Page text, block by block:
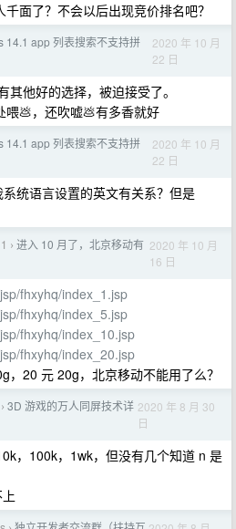
面了？不会以后出现竞价排名吧？
14.1 app 列表搜索不支持拼
2020 年 10 月
22 日
其他好的选择，被迫接受了。
喂💩，还吹嘘💩有多香就好
14.1 app 列表搜索不支持拼
2020 年 10 月
22 日
统语言设置的英文有关系？但是
› 进入 10 月了，北京移动有 2020 年 10 月
16 日
fhxyhq/index_1.jsp
fhxyhq/index_5.jsp
fhxyhq/index_10.jsp
fhxyhq/index_20.jsp
20 元 20g，北京移动不能用了么？
› 3D 游戏的万人同屏技术详 2020 年 8 月 30
日
，100k，1wk，但没有几个知道 n 是